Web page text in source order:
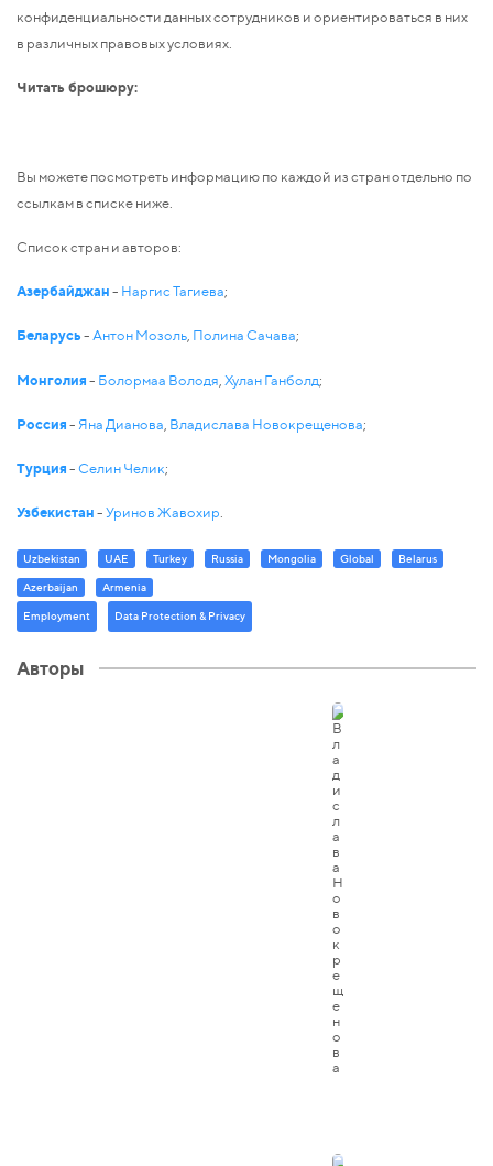
конфиденциальности данных сотрудников и ориентироваться в них
в различных правовых условиях.
Читать брошюру:
Вы можете посмотреть информацию по каждой из стран отдельно по
ссылкам в списке ниже.
Список стран и авторов:
Азербайджан- Наргис Тагиева;
Беларусь-Антон Мозоль, Полина Сачава;
Монголия- Болормаа Володя Хулан Ганболд;
Россия- Яна Дианова Владислава Новокрещенова;
Турция-Селин Челик;
Узбекистан-Уринов Жавохир.
Uzbekistan UAE Turkey Russia Mongolia Global
Belarus
Azerbaijan
Armenia
Employment
Data Protection & Privacy
Авторы